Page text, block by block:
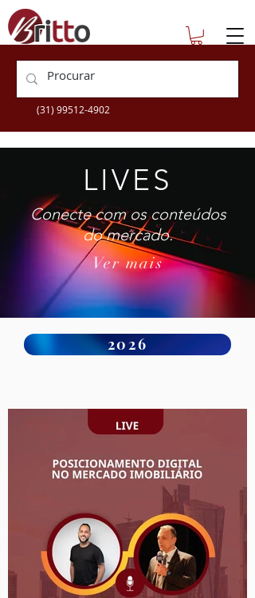
+55 (31) 3360-9505
(31) 99512-4902
LIVES
Conecte com os conteúdos
do mercado.
Ver mais
2026